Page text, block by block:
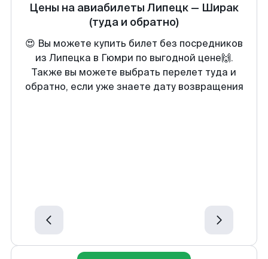
Цены на авиабилеты Липецк — Ширак
(туда и обратно)
😍 Вы можете купить билет без посредников
из Липецка в Гюмри по выгодной цене🙌.
Также вы можете выбрать перелет туда и
обратно, если уже знаете дату возвращения